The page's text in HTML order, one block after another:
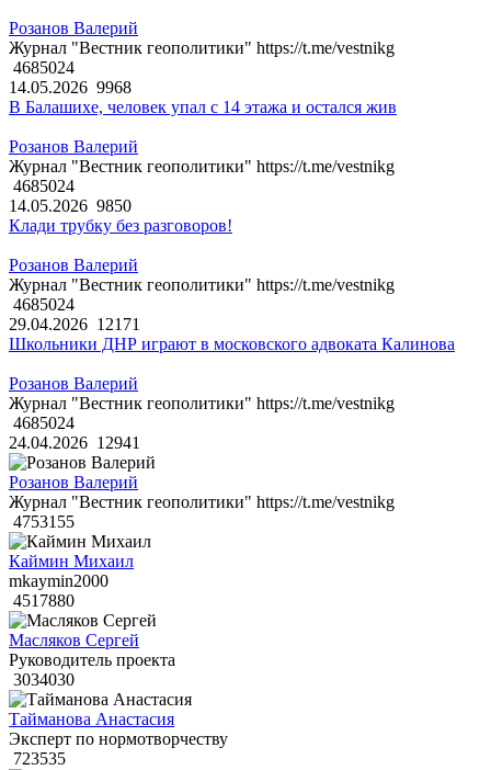
Розанов Валерий
Журнал "Вестник геополитики" https://t.me/vestnikg
4685024
14.05.2026 9968
В Балашихе, человек упал с 14 этажа и остался жив
Розанов Валерий
Журнал "Вестник геополитики" https://t.me/vestnikg
4685024
14.05.2026 9850
Клади трубку без разговоров!
Розанов Валерий
Журнал "Вестник геополитики" https://t.me/vestnikg
4685024
29.04.2026 12171
Школьники ДНР играют в московского адвоката Калинова
Розанов Валерий
Журнал "Вестник геополитики" https://t.me/vestnikg
4685024
24.04.2026 12941
Розанов Валерий
Журнал "Вестник геополитики" https://t.me/vestnikg
4753155
Каймин Михаил
mkaymin2000
4517880
Масляков Сергей
Руководитель проекта
3034030
Тайманова Анастасия
Эксперт по нормотворчеству
723535